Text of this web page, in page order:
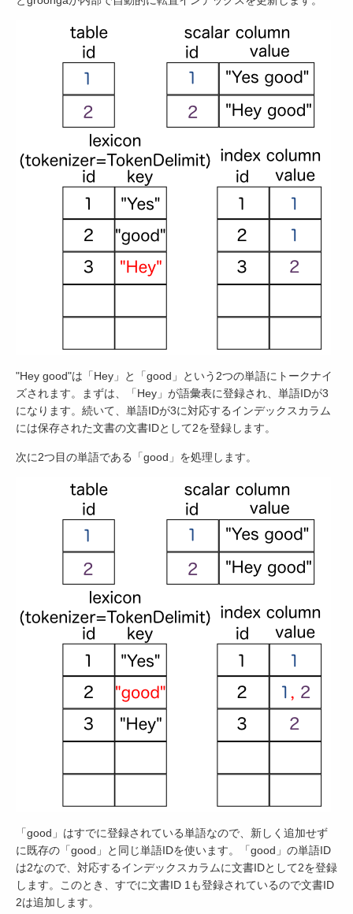
"Hey good"は「Hey」と「good」という2つの単語にトークナイ
ズされます。まずは、「Hey」が語彙表に登録され、単語IDが3
になります。続いて、単語IDが3に対応するインデックスカラム
には保存された文書の文書IDとして2を登録します。
次に2つ目の単語である「good」を処理します。
「good」はすでに登録されている単語なので、新しく追加せず
に既存の「good」と同じ単語IDを使います。「good」の単語ID
は2なので、対応するインデックスカラムに文書IDとして2を登録
します。このとき、すでに文書ID 1も登録されているので文書ID
2は追加します。